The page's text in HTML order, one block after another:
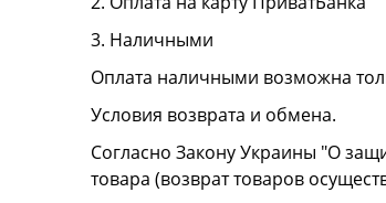
3. Наличными
Оплата наличными возможна
Условия возврата и обмена.
Согласно Закону Украины "О
товара (возврат товаров